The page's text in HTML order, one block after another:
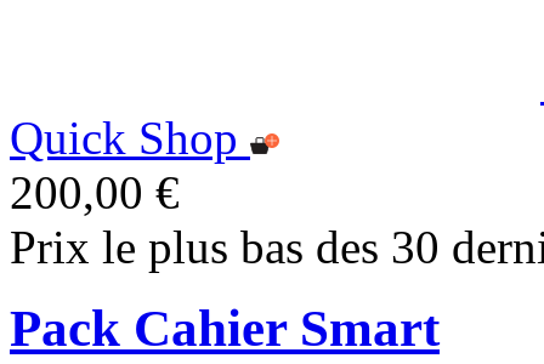
Quick Shop
200,00 €
Prix le plus bas des 30
Pack Cahier Smart